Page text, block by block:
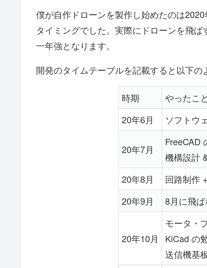
僕が自作ドローンを製作し始めたのは
タイミングでした。実際にドローンを飛
一年強となります。
開発のタイムテーブルを記載すると以下の
時期
やったこと
20年6月
ソフトウ
20年7月
FreeCAD
機構設計
20年8月
回路制作
20年9月
8月に飛
20年10月
モータ・
KiCad の
送信機基